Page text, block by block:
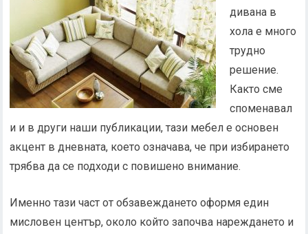
дивана в
хола е много
трудно
решение.
Както сме
споменавал
и и в други наши публикации, тази мебел е основен
акцент в дневната, което означава, че при избирането
трябва да се подходи с повишено внимание.
Именно тази част от обзавеждането оформя един
мисловен център, около който започва нареждането и